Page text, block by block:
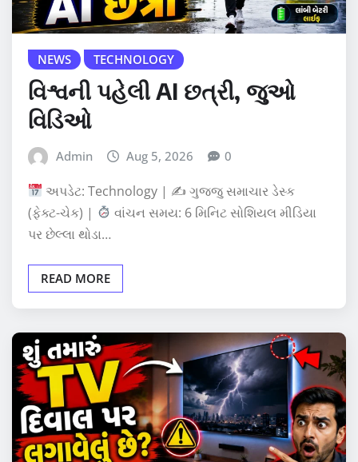
NEWS TECHNOLOGY
વિશ્વની પહેલી AI છત્રી, જુઓ
વિડિઓ
Admin Aug 5, 2026 0
અપડેટ: Technology | ✍ ગુજ્જુ સમાચાર ડેસ્ક
(ફેક્ટ-ચેક) |
વાંચન સમય: 6 મિનિટ સોશિયલ મીડિયા
પર છેલ્લા થોડા…
READ MORE